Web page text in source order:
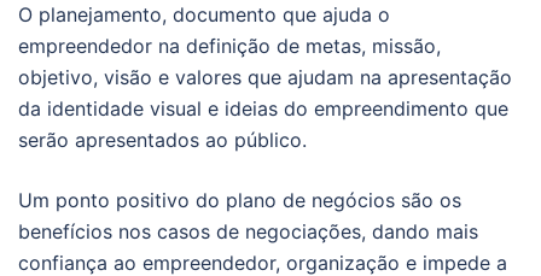
O planejamento, documento que ajuda o
empreendedor na definição de metas, missão,
objetivo, visão e valores que ajudam na apresentação
da identidade visual e ideias do empreendimento que
serão apresentados ao público.
Um ponto positivo do plano de negócios são os
benefícios nos casos de negociações, dando mais
confiança ao empreendedor, organização e impede a